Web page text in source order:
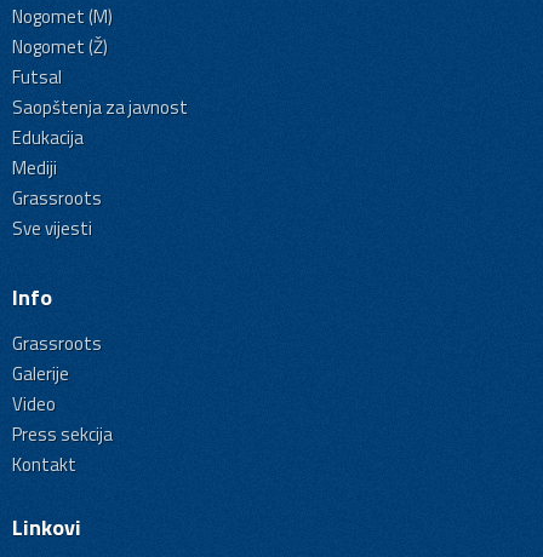
Nogomet (M)
Nogomet (Ž)
Futsal
Saopštenja za javnost
Edukacija
Mediji
Grassroots
Sve vijesti
Info
Grassroots
Galerije
Video
Press sekcija
Kontakt
Linkovi